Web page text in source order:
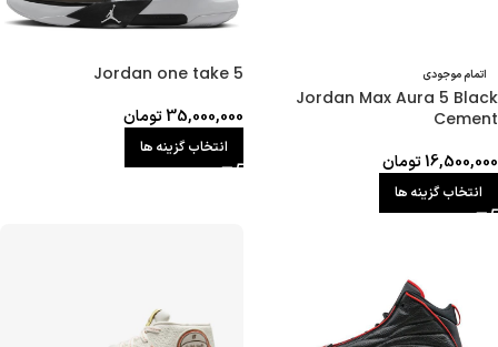
اتمام موجودی
Jordan Max Aura 5 Black
Cement
16,500,000تومان
انتخاب گزینه ها
Jordan one take 5
35,000,000تومان
انتخاب گزینه ها